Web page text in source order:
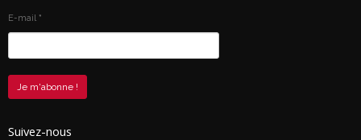
E-mail *
Suivez-nous